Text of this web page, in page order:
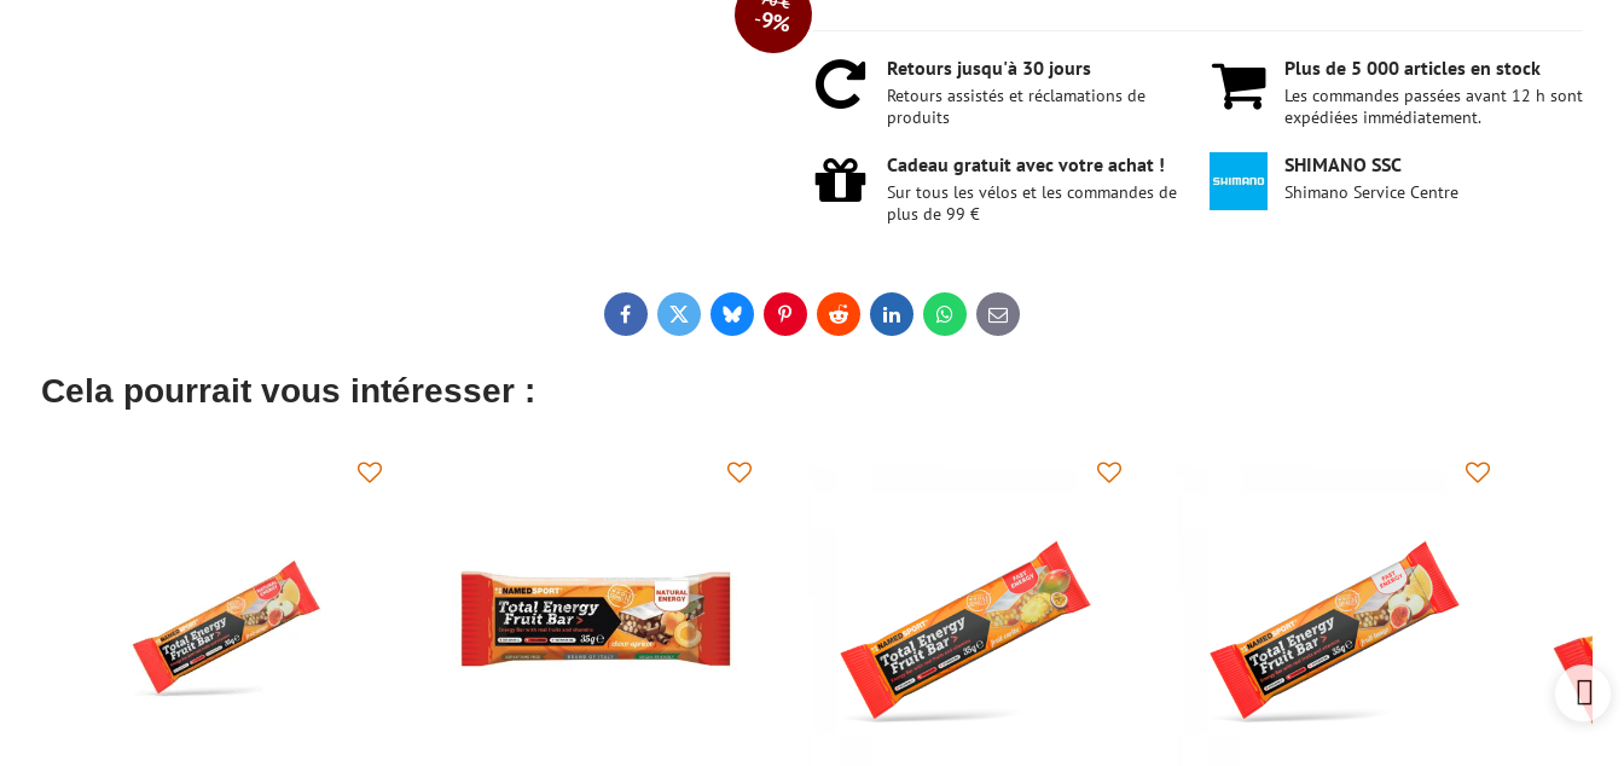
9%
Retours jusqu'à 30 jours
Retours assistés et réclamations de
produits
Plus de 5 000 articles en stock
Les commandes passées avant 12 h sont
expédiées immédiatement.
Cadeau gratuit avec votre achat !
Sur tous les vélos et les commandes de
plus de 99 €
SHIMANO SSC
Shimano Service Centre
FacebookTwitterBlueskyPinterestRedditLinkedInWhatsApp
E-
mail
Cela pourrait vous intéresser :